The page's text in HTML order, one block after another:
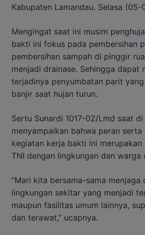
Kabupaten Lamandau. Selasa
Mengingat saat ini musim
bakti ini fokus pada pembersihan
pembersihan sampah di pinggir
menjadi drainase. Sehingga dapat
terjadinya penyumbatan parit
banjir saat hujan turun.
Sertu Sunardi 1017-02/Lmd saat
menyampaikan bahwa peran serta
kegiatan kerja bakti ini merupakan
TNI dengan lingkungan dan warga
“Mari kita bersama-sama menjaga
lingkungan sekitar yang menjadi
maupun fasilitas umum lainnya,
dan terawat,” ucapnya.